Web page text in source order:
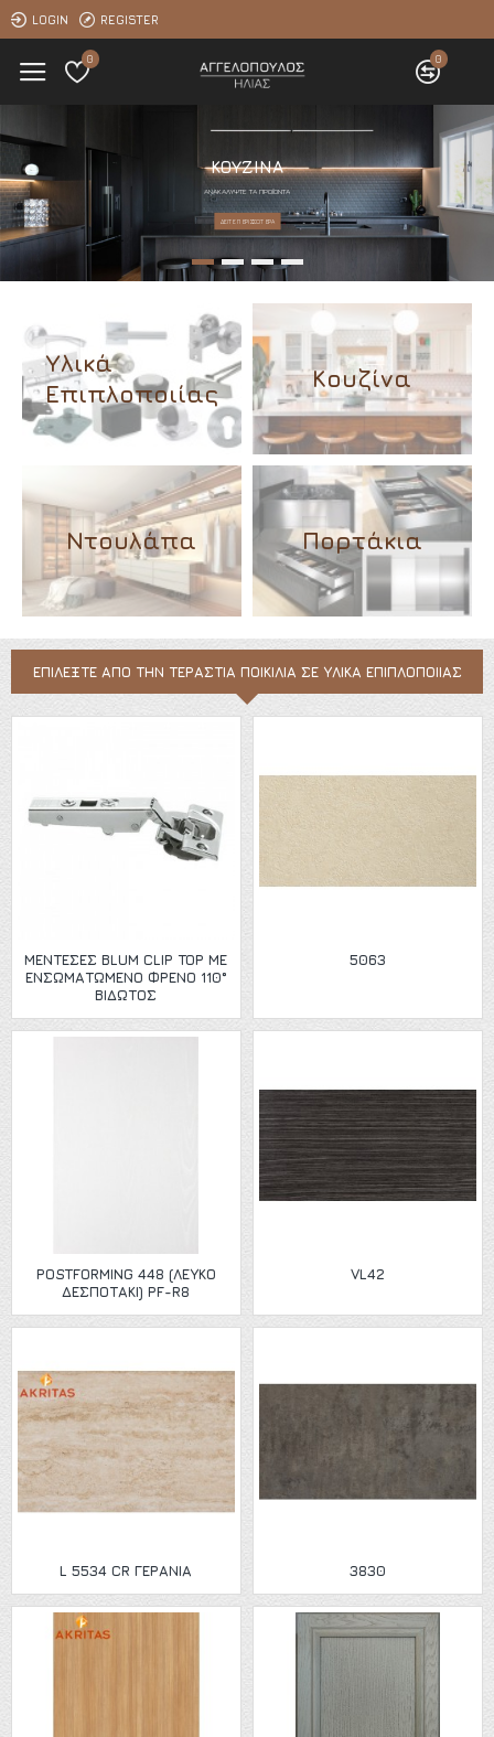
LOGIN REGISTER
0 0
ΚΟΥΖΊΝΑ
ΑΝΑΚΑΛΎΨΤΕ ΤΑ ΠΡΟΪΌΝΤΑ
ΔΕΊΤΕ ΠΕΡΙΣΣΌΤΕΡΑ
Υλικά
Επιπλοποιίας
Κουζίνα
Ντουλάπα Πορτάκια
ΕΠΙΛΈΞΤΕ ΑΠΌ ΤΗΝ ΤΕΡΆΣΤΙΑ ΠΟΙΚΙΛΊΑ ΣΕ ΥΛΙΚΆ ΕΠΙΠΛΟΠΟΙΊΑΣ
ΜΕΝΤΕΣΈΣ BLUM CLIP TOP ΜΕ
ΕΝΣΩΜΑΤΩΜΈΝΟ ΦΡΈΝΟ 110°
ΒΙΔΩΤΌΣ
5063
POSTFORMING 448 (ΛΕΥΚΟ
ΔΕΣΠΟΤΑΚΙ) PF-R8
VL42
L 5534 CR ΓΕΡΑΝΙΑ 3830